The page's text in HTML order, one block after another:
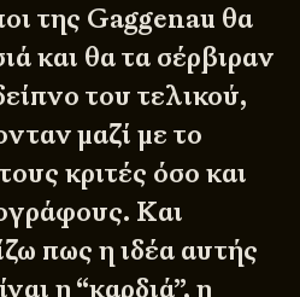
της Gaggenau θα
και θα τα σέρβιραν
του τελικού,
μαζί με το
κριτές όσο και
Και
πως η ιδέα αυτής
η “καρδιά”, η